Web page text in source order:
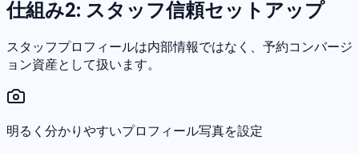
仕組み2: スタッフ信頼セットアップ
スタッフプロフィールは内部情報ではなく、予約コンバージ
ョン資産として扱います。
明るく分かりやすいプロフィール写真を設定